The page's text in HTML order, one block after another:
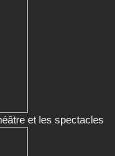
et les spectacles